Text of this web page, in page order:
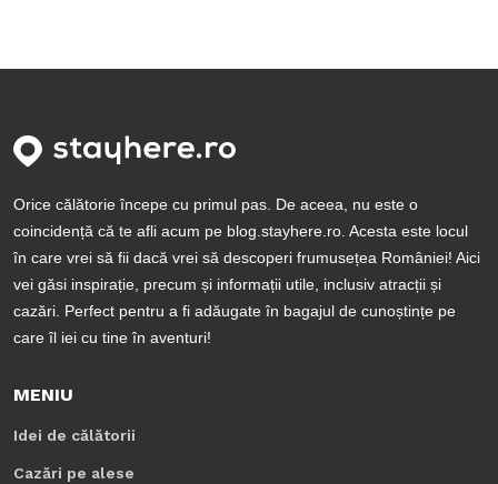
Orice călătorie începe cu primul pas. De aceea, nu este o
coincidență că te afli acum pe blog.stayhere.ro. Acesta este locul
în care vrei să fii dacă vrei să descoperi frumusețea României! Aici
vei găsi inspirație, precum și informații utile, inclusiv atracții și
cazări. Perfect pentru a fi adăugate în bagajul de cunoștințe pe
care îl iei cu tine în aventuri!
MENIU
Idei de călătorii
Cazări pe alese